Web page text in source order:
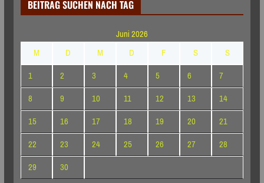
BEITRAG SUCHEN NACH TAG
Juni 2026
M
D M D F S
S
1
2 3 4 5 6
7
8
9 10 11 12 13
14
15
16 17 18 19 20
21
22
23 24 25 26 27
28
29
30